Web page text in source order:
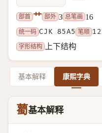
部首 艹 部外 3 总笔画 16
统一码 CJK 85A5 笔顺
字形结构
上下结构
基本解释 康熙字典
薥基本解释